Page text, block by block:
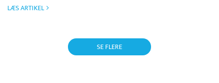
LÆS ARTIKEL
SE FLERE